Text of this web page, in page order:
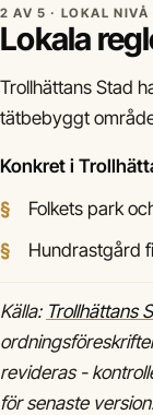
2 AV 5 · LOKAL NIVÅ
Lokala
Trollhättans Stad
tätbebyggt
Konkret i
Folkets park
Hundrastgård
Källa: Trollhättans
revideras -
för senaste